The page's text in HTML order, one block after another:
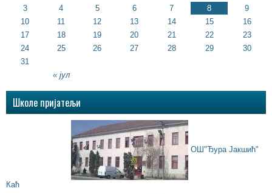
« јул
3
4 5 6 7 8
9
10
11 12 13 14 15
16
17
18 19 20 21 22
23
24
25 26 27 28 29
30
31
Школе пријатељи
ОШ"Ђура Јакшић"
Каћ